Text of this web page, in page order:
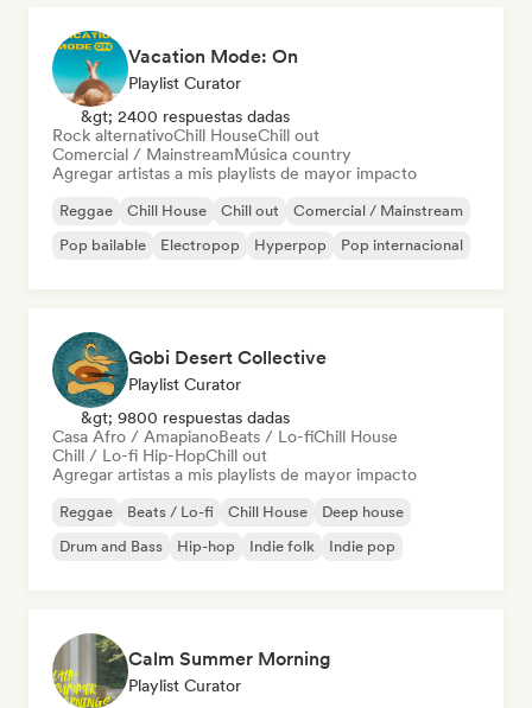
Vacation Mode: On
Playlist Curator
&gt; 2400 respuestas dadas
Rock alternativoChill HouseChill out
Comercial / MainstreamMúsica country
Agregar artistas a mis playlists de mayor impacto
Reggae Chill House Chill out
Comercial / Mainstream
Pop bailable
Electropop Hyperpop Pop internacional
Gobi Desert Collective
Playlist Curator
&gt; 9800 respuestas dadas
Casa Afro / AmapianoBeats / Lo-fiChill House
Chill / Lo-fi Hip-HopChill out
Agregar artistas a mis playlists de mayor impacto
Reggae Beats / Lo-fi Chill House
Deep house
Drum and Bass
Hip-hop Indie folk Indie pop
Calm Summer Morning
Playlist Curator